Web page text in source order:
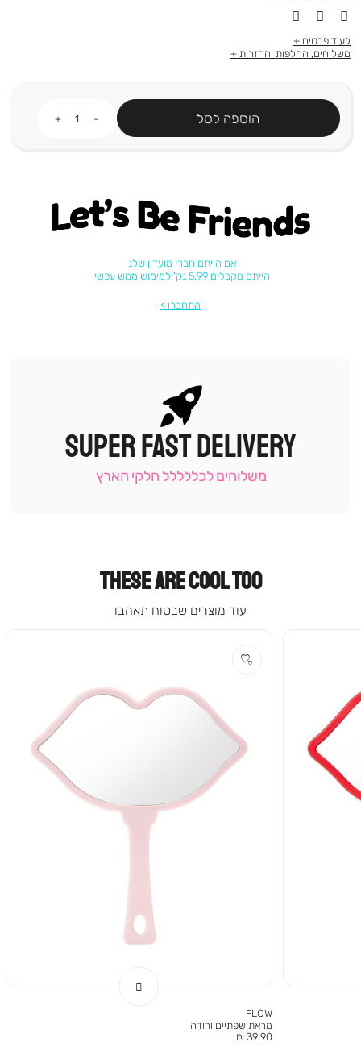
לעוד פרטים
משלוחים, החלפות והחזרות
הוספה לסל
Let's be friends
אם הייתם חברי מועדון שלנו
הייתם מקבלים 5.99 נק' למימוש ממש עכשיו
התחברו
|
תומכי
-
SUPER FAST DELIVERY
משלוחים לכללללל חלקי הארץ
THESE ARE COOL TOO
עוד מוצרים שבטוח תאהבו
FLOW
מראת שפתיים ורודה
מחיר
39.90 ₪